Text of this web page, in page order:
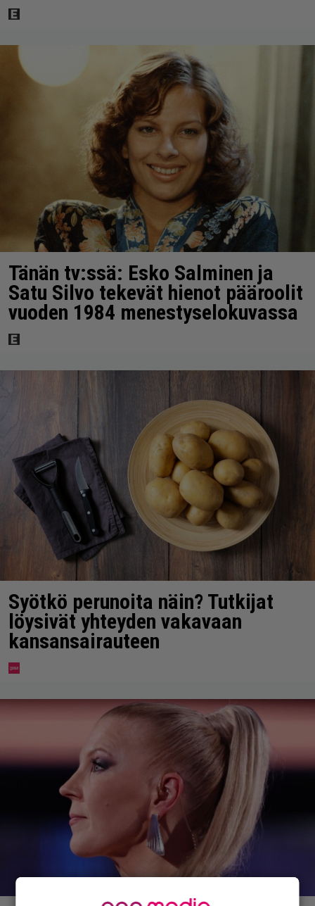
Tänän tv:ssä: Esko Salminen ja
Satu Silvo tekevät hienot pääroolit
vuoden 1984 menestyselokuvassa
Syötkö perunoita näin? Tutkijat
löysivät yhteyden vakavaan
kansansairauteen